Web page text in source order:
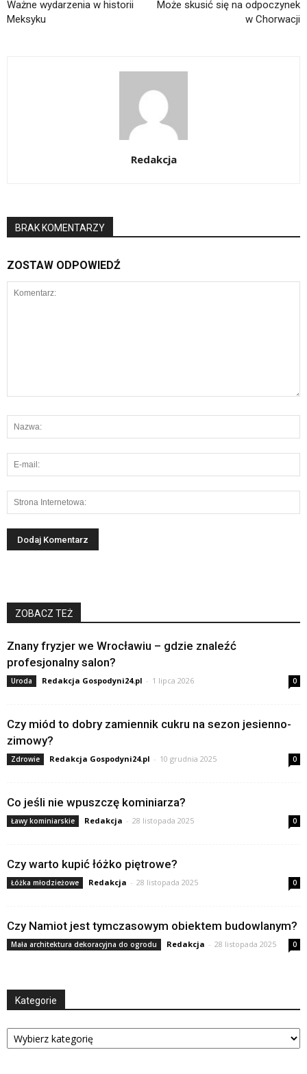
Ważne wydarzenia w historii
Meksyku
Może skusić się na odpoczynek
w Chorwacji
Redakcja
BRAK KOMENTARZY
ZOSTAW ODPOWIEDŹ
ZOBACZ TEŻ
Znany fryzjer we Wrocławiu – gdzie znaleźć
profesjonalny salon?
Uroda Redakcja Gospodyni24.pl - 1 lipca 2026 0
Czy miód to dobry zamiennik cukru na sezon jesienno-
zimowy?
Zdrowie Redakcja Gospodyni24.pl - 10 grudnia 2025 0
Co jeśli nie wpuszczę kominiarza?
Ławy kominiarskie Redakcja - 28 listopada 2025 0
Czy warto kupić łóżko piętrowe?
Łóżka młodzieżowe Redakcja - 28 listopada 2025 0
Czy Namiot jest tymczasowym obiektem budowlanym?
Mała architektura dekoracyjna do ogrodu Redakcja - 28 listopada 2025 0
Kategorie
Kategorie